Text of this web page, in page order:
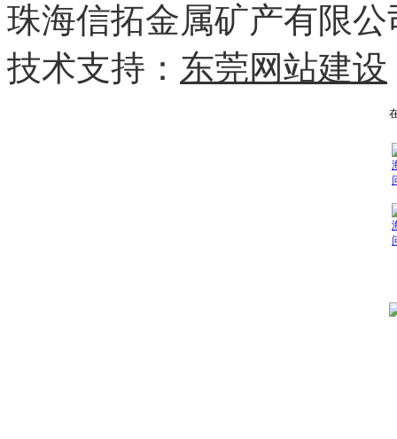
珠海信拓金属矿产有限
技术支持： 东莞网站建设